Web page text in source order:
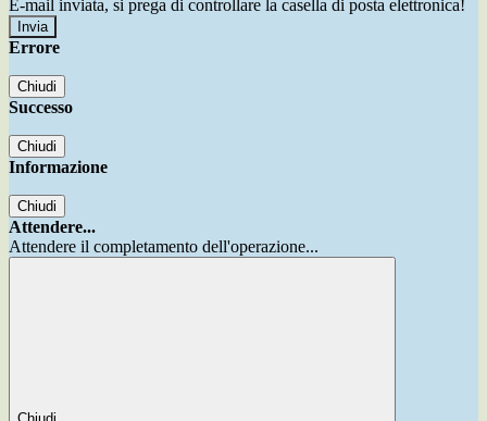
E-mail inviata, si prega di controllare la casella di posta elettronica!
Errore
Chiudi
Successo
Chiudi
Informazione
Chiudi
Attendere...
Attendere il completamento dell'operazione...